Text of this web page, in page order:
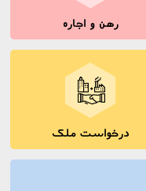
رهن و اجاره
درخواست ملک